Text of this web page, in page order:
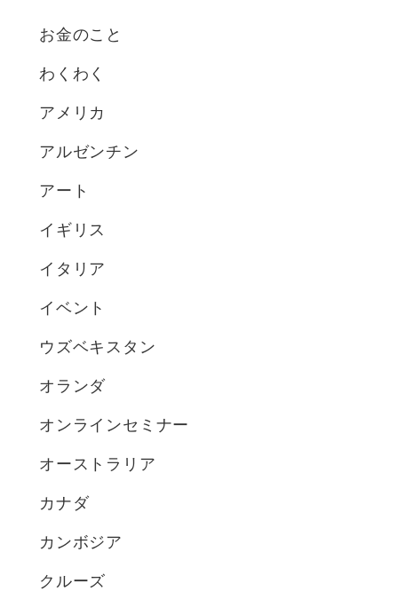
お金のこと
わくわく
アメリカ
アルゼンチン
アート
イギリス
イタリア
イベント
ウズベキスタン
オランダ
オンラインセミナー
オーストラリア
カナダ
カンボジア
クルーズ